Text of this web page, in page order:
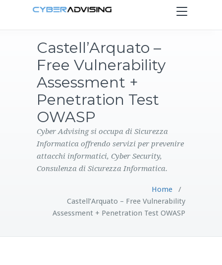
Toggle
navigation
PRODOTTI
CONTATTI
Castell’Arquato –
Free Vulnerability
Assessment +
Penetration Test
OWASP
Cyber Advising si occupa di Sicurezza
Informatica offrendo servizi per prevenire
attacchi informatici, Cyber Security,
Consulenza di Sicurezza Informatica.
Home/
Castell’Arquato – Free Vulnerability
Assessment + Penetration Test OWASP